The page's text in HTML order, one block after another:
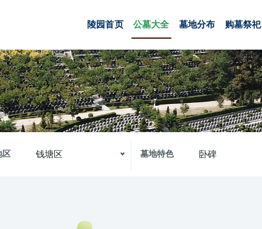
陵园首页 公墓大全 墓地分布 购墓祭祀
区 钱塘区 墓地特色 卧碑